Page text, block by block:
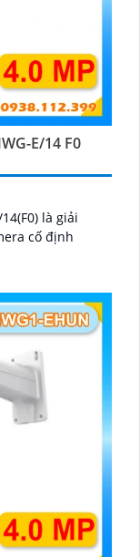
E/14 F0
là giải
cố định